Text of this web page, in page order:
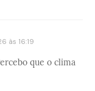
às 16:19
que o clima